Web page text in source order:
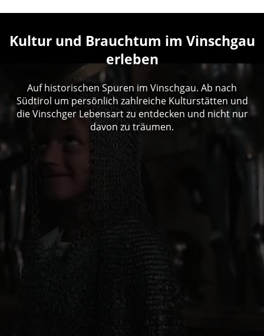
Kultur und Brauchtum im Vinschgau
erleben
Auf historischen Spuren im Vinschgau. Ab nach
Südtirol um persönlich zahlreiche Kulturstätten und
die Vinschger Lebensart zu entdecken und nicht nur
davon zu träumen.